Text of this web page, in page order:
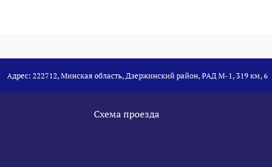
Адрес: 222712, Минская область, Дзержинский район, РАД М-1, 319 км, 6
Схема проезда